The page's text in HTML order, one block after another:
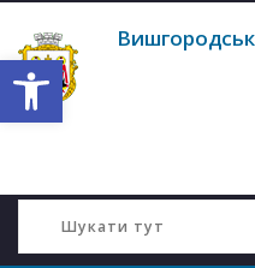
Відкрити Панель інструментів